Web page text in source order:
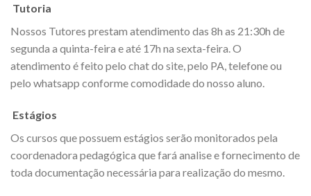
Tutoria
Nossos Tutores prestam atendimento das 8h as 21:30h de
segunda a quinta-feira e até 17h na sexta-feira. O
atendimento é feito pelo chat do site, pelo PA, telefone ou
pelo whatsapp conforme comodidade do nosso aluno.
Estágios
Os cursos que possuem estágios serão monitorados pela
coordenadora pedagógica que fará analise e fornecimento de
toda documentação necessária para realização do mesmo.